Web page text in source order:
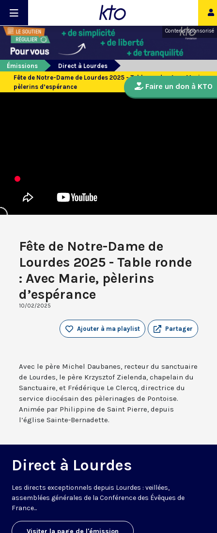
Contenu sponsorisé
Émissions
Direct à Lourdes
Fête de Notre-Dame de Lourdes 2025 - Table ronde : Avec Marie,
pèlerins d’espérance
Fête de Notre-Dame de
Lourdes 2025 - Table ronde
: Avec Marie, pèlerins
d’espérance
10/02/2025
Partager
Ajouter à ma playlist
Avec le père Michel Daubanes, recteur du sanctuaire
de Lourdes, le père Krzysztof Zielenda, chapelain du
Sanctuaire, et Frédérique Le Clercq, directrice du
service diocésain des pèlerinages de Pontoise.
Animée par Philippine de Saint Pierre, depuis
l’église Sainte-Bernadette.
Direct à Lourdes
Les directs exceptionnels depuis Lourdes : veillées,
assemblées générales de la Conférence des Évêques de
France...
Visiter la page de l'émission
Faire un don à KTO